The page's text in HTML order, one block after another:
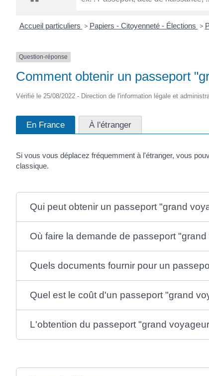
Accueil particuliers > Papiers - Citoyenneté - Élections >
Question-réponse
Comment obtenir un passeport
Vérifié le 25/08/2022 - Direction de l'information légale et
En France À l'étranger
Si vous vous déplacez fréquemment à l'étranger, vous
classique.
Qui peut obtenir un passeport "grand
Où faire la demande de passeport
Quels documents fournir pour un
Quel est le coût d'un passeport "grand
L'obtention du passeport "grand